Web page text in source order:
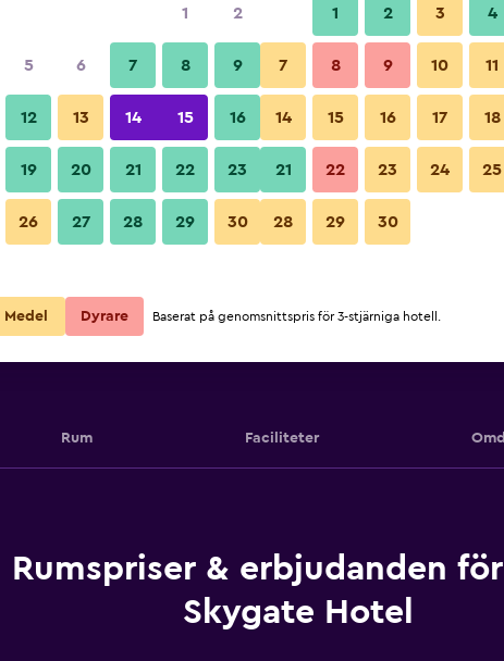
Visa priser
Visa priser
Rum Faciliteter
Rumspriser & erbjudanden
Skygate Hotel
1 2
5 6 7 8 9
12 13 14 15 16
19 20 21 22 23
26 27 28 29 30
1 2 3 4
7 8 9 10 11
14 15 16 17 18
21 22 23 24 25
28 29 30
Medel Dyrare Baserat på genomsnittspris för 3-stjärniga hotell.